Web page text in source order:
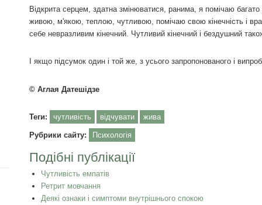
Відкрита серцем, здатна змінюватися, ранима, я помічаю
живою, м'якою, теплою, чутливою, помічаю свою кінечність і
себе невразливим кінечний. Чутливий кінечний і бездушний
І якщо підсумок один і той же, з усього запропонованого і
© Аглая Датешідзе
Теги: чутливість відчувати жива
Рубрики сайту: Психологія
Подібні публікації
Чутливість емпатів
Ретрит мовчання
Деякі ознаки і симптоми внутрішнього спокою